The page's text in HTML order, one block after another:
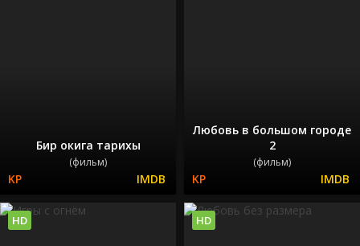
Бир окига тарихы
(фильм)
Любовь в большом городе
2
(фильм)
HD HD